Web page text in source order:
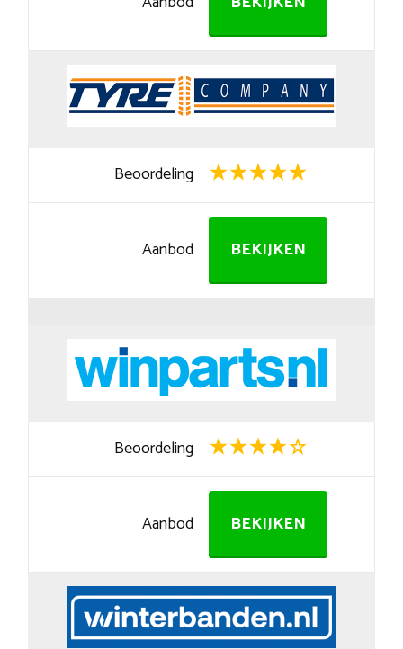
Beoordeling
Aanbod BEKIJKEN
Beoordeling
Aanbod BEKIJKEN